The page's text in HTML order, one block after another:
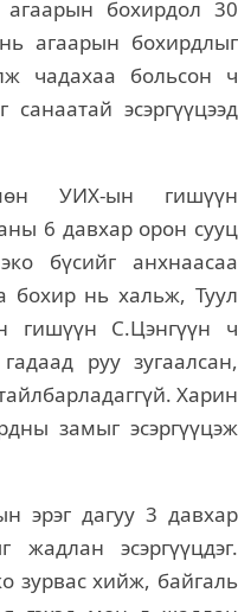
агаарын бохирдол 30
агаарын бохирдлыг
чадахаа больсон ч
эсэргүүцээд
УИХ-ын гишүүн
6 давхар орон сууц
бүсийг анхнаасаа
бохир нь хальж, Туул
гишүүн С.Цэнгүүн ч
руу зугаалсан,
Харин
замыг эсэргүүцэж
эрэг дагуу 3 давхар
эсэргүүцдэг.
зурвас хийж, байгаль